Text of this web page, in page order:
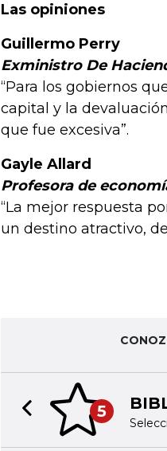
Las opiniones
Guillermo Perry
Exministro De
“Para los gobiernos
capital y la
que fue excesiva”.
Gayle Allard
Profesora de
“La mejor respuesta
un destino atractivo,
5
Previous slide